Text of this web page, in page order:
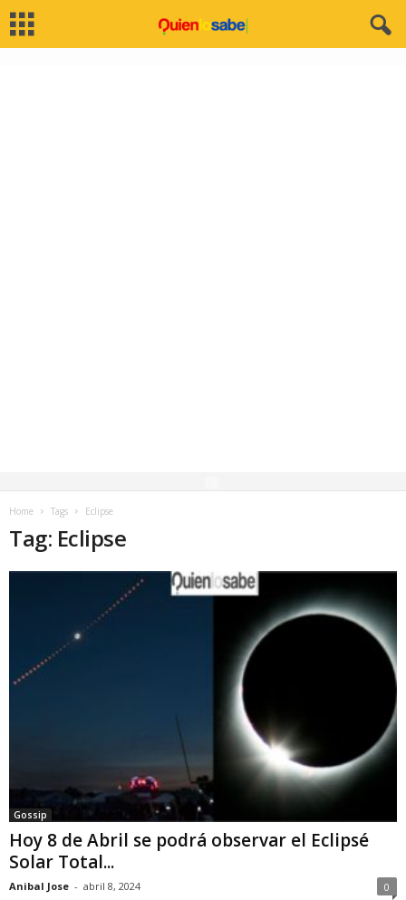
Home Tags Eclipse
Tag: Eclipse
Gossip
Hoy 8 de Abril se podrá observar el Eclipsé
Solar Total...
Anibal Jose - abril 8, 2024 0